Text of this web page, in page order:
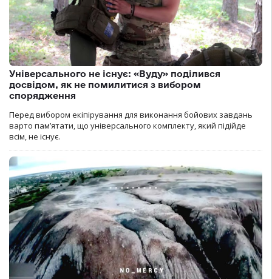
Універсального не існує: «Вуду» поділився
досвідом, як не помилитися з вибором
спорядження
Перед вибором екіпірування для виконання бойових завдань
варто пам’ятати, що універсального комплекту, який підійде
всім, не існує.